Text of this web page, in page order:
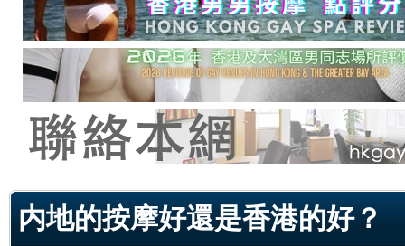
内地的按摩好還是香港的好？